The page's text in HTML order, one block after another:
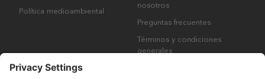
Política medioambiental
nosotros
Preguntas frecuentes
Términos y condiciones
generales